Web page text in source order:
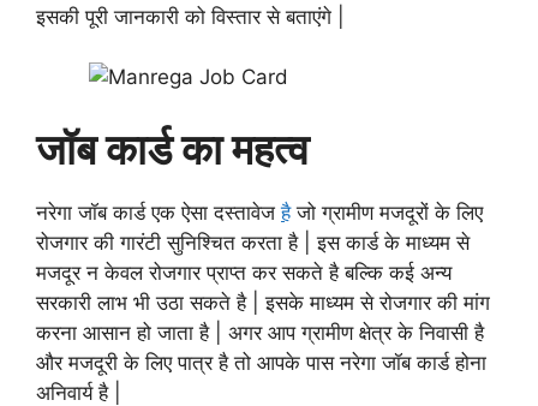
इसकी पूरी जानकारी को विस्तार से बताएंगे |
जॉब कार्ड का महत्व
नरेगा जॉब कार्ड एक ऐसा दस्तावेजहैजो ग्रामीण मजदूरों के लिए
रोजगार की गारंटी सुनिश्चित करता है | इस कार्ड के माध्यम से
मजदूर न केवल रोजगार प्राप्त कर सकते है बल्कि कई अन्य
सरकारी लाभ भी उठा सकते है | इसके माध्यम से रोजगार की मांग
करना आसान हो जाता है | अगर आप ग्रामीण क्षेत्र के निवासी है
और मजदूरी के लिए पात्र है तो आपके पास नरेगा जॉब कार्ड होना
अनिवार्य है |